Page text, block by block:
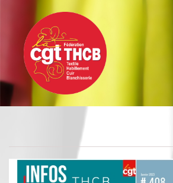
contenu
principal